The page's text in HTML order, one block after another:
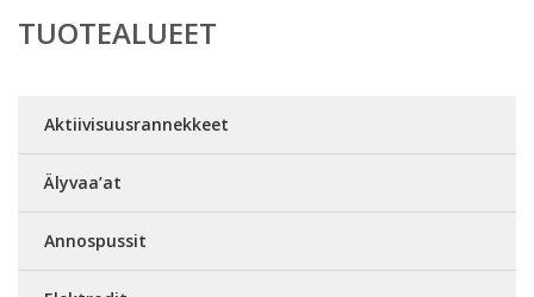
TUOTEALUEET
Aktiivisuusrannekkeet
Älyvaa’at
Annospussit